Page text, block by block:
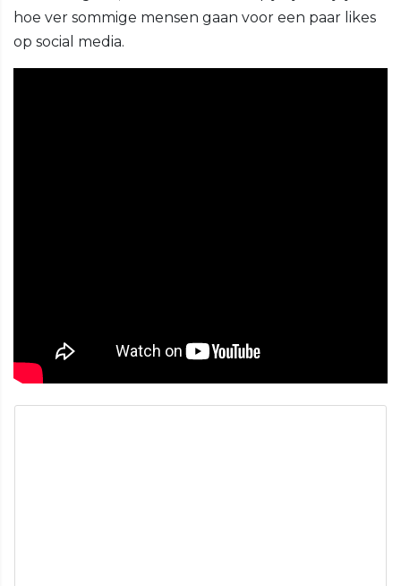
hoe ver sommige mensen gaan voor een paar likes
op social media.